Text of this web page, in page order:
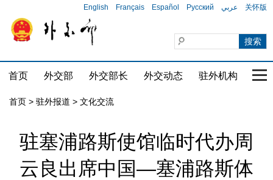
English Français Español Русский عربي 关怀版
首页 外交部 外交部长 外交动态 驻外机构 国
首页 > 驻外报道 > 文化交流
驻塞浦路斯使馆临时代办周
云良出席中国—塞浦路斯体